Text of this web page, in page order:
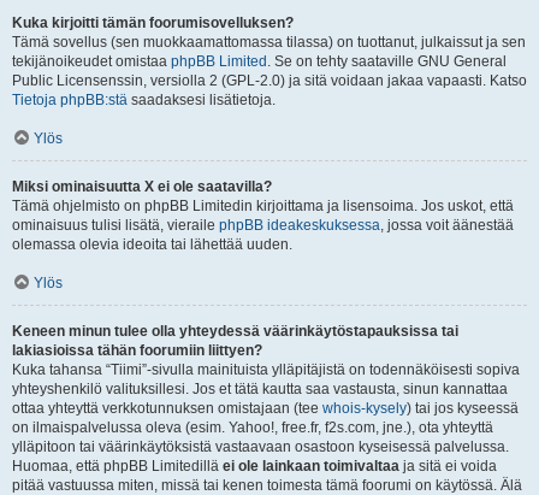
Kuka kirjoitti tämän foorumisovelluksen?
Tämä sovellus (sen muokkaamattomassa tilassa) on tuottanut, julkaissut ja sen
tekijänoikeudet omistaa phpBB Limited . Se on tehty saataville GNU General
Public Licensenssin, versiolla 2 (GPL-2.0) ja sitä voidaan jakaa vapaasti. Katso
Tietoja phpBB:stä saadaksesi lisätietoja.
Ylös
Miksi ominaisuutta X ei ole saatavilla?
Tämä ohjelmisto on phpBB Limitedin kirjoittama ja lisensoima. Jos uskot, että
ominaisuus tulisi lisätä, vieraile phpBB ideakeskuksessa, jossa voit äänestää
olemassa olevia ideoita tai lähettää uuden.
Ylös
Keneen minun tulee olla yhteydessä väärinkäytöstapauksissa tai
lakiasioissa tähän foorumiin liittyen?
Kuka tahansa “Tiimi”-sivulla mainituista ylläpitäjistä on todennäköisesti sopiva
yhteyshenkilö valituksillesi. Jos et tätä kautta saa vastausta, sinun kannattaa
ottaa yhteyttä verkkotunnuksen omistajaan (tee whois-kysely) tai jos kyseessä
on ilmaispalvelussa oleva (esim. Yahoo!, free.fr, f2s.com, jne.), ota yhteyttä
ylläpitoon tai väärinkäytöksistä vastaavaan osastoon kyseisessä palvelussa.
Huomaa, että phpBB Limitedillä ei ole lainkaan toimivaltaa ja sitä ei voida
pitää vastuussa miten, missä tai kenen toimesta tämä foorumi on käytössä. Älä